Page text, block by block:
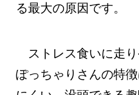
る最大の原因です。
ストレス食いに走
ぽっちゃりさんの特